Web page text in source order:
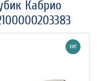
Кабрио
ХИТ